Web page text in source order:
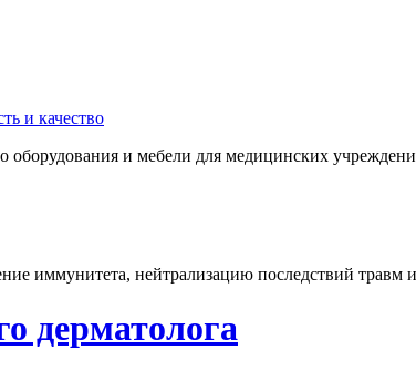
и мебели для медицинских
иммунитета, нейтрализацию последствий травм
дерматолога